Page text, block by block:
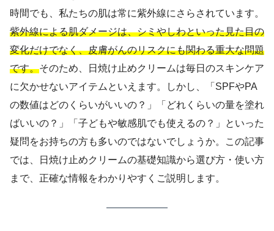
時間でも、私たちの肌は常に紫外線にさらされています。
紫外線による肌ダメージは、シミやしわといった見た目の
変化だけでなく、皮膚がんのリスクにも関わる重大な問題
です。そのため、日焼け止めクリームは毎日のスキンケア
に欠かせないアイテムといえます。しかし、「SPFやPA
の数値はどのくらいがいいの？」「どれくらいの量を塗れ
ばいいの？」「子どもや敏感肌でも使えるの？」といった
疑問をお持ちの方も多いのではないでしょうか。この記事
では、日焼け止めクリームの基礎知識から選び方・使い方
まで、正確な情報をわかりやすくご説明します。